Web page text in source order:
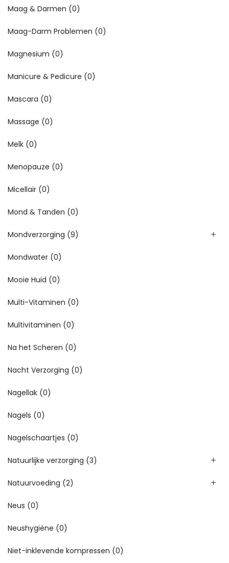
Maag & Darmen (0)
Maag-Darm Problemen (0)
Magnesium (0)
Manicure & Pedicure (0)
Mascara (0)
Massage (0)
Melk (0)
Menopauze (0)
Micellair (0)
Mond & Tanden (0)
Mondverzorging (9)
Mondwater (0)
Mooie Huid (0)
Multi-Vitaminen (0)
Multivitaminen (0)
Na het Scheren (0)
Nacht Verzorging (0)
Nagellak (0)
Nagels (0)
Nagelschaartjes (0)
Natuurlijke verzorging (3)
Natuurvoeding (2)
Neus (0)
Neushygiëne (0)
Niet-inklevende kompressen (0)